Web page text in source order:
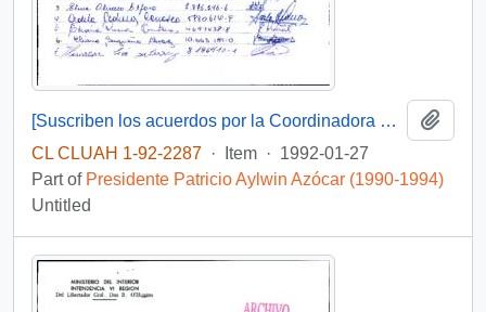
[Suscriben los acuerdos por la Coordinadora Nacional de Sindicatos, Asociaciones, Federaciones y Confederaciones de la Salud Municipalizada]
CL CLUAH 1-92-2287 · Item · 1992-01-27
Part of Presidente Patricio Aylwin Azócar (1990-1994)
Untitled